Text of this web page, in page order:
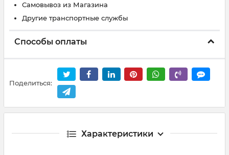
Самовывоз из Магазина
Другие транспортные службы
Способы оплаты
Поделиться:
Характеристики